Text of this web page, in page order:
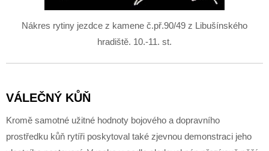
Nákres rytiny jezdce z kamene č.př.90/49 z Libušínského
hradiště. 10.-11. st.
VÁLEČNÝ KŮŇ
Kromě samotné užitné hodnoty bojového a dopravního
prostředku kůň rytíři poskytoval také zjevnou demonstraci jeho